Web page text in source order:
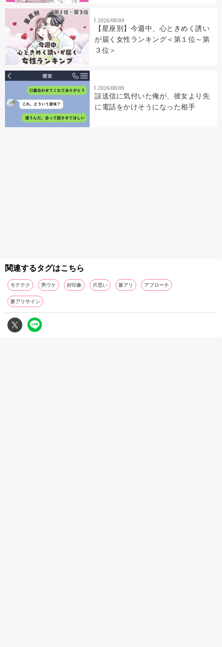
2026/08/09
【星座別】今週中、心ときめく誘い
が届く女性ランキング＜第１位～第
３位＞
2026/08/09
誤送信に気付いた俺が、彼女より先
に電話をかけそうになった相手
関連するタグはこちら
モテテク 男ウケ 好印象 片思い 脈アリ アプローチ
脈アリサイン